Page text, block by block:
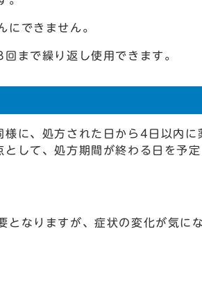
にできません。
まで繰り返し使用できます。
に、処方された日から4日以内に
して、処方期間が終わる日を予定
となりますが、症状の変化が気に